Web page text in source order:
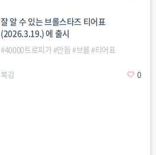
잘 알 수 있는 브롤스타즈 티어표
(2026.3.19.) 에 출시
#40000트로피가#만듬#브롤#티어표
복강 0